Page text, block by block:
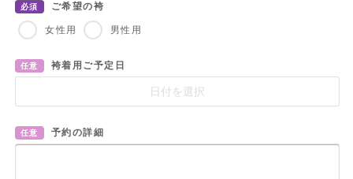
必須 ご希望の袴
女性用 男性用
任意 袴着用ご予定日
任意 予約の詳細